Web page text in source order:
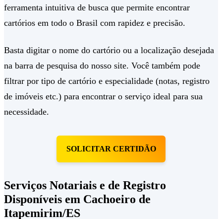
ferramenta intuitiva de busca que permite encontrar
cartórios em todo o Brasil com rapidez e precisão.
Basta digitar o nome do cartório ou a localização desejada
na barra de pesquisa do nosso site. Você também pode
filtrar por tipo de cartório e especialidade (notas, registro
de imóveis etc.) para encontrar o serviço ideal para sua
necessidade.
SOLICITAR CERTIDÃO
Serviços Notariais e de Registro
Disponíveis em Cachoeiro de
Itapemirim/ES